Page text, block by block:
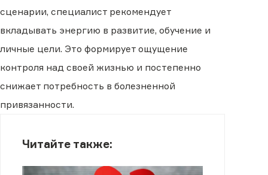
сценарии, специалист рекомендует
вкладывать энергию в развитие, обучение и
личные цели. Это формирует ощущение
контроля над своей жизнью и постепенно
снижает потребность в болезненной
привязанности.
Читайте также: